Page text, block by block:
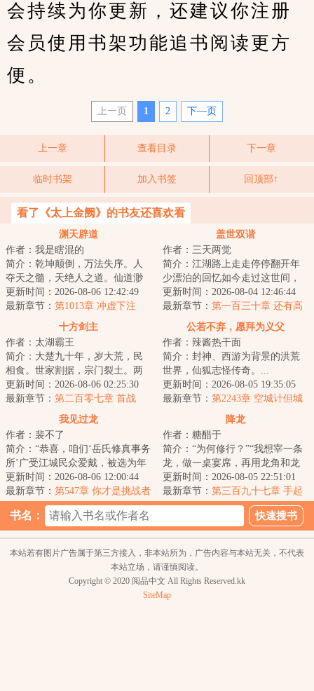
会持续为你更新，还建议你注册
会员使用书架功能追书阅读更方
便。
上一页 1 2 下—页
上一章 查看目录 下一章
临时书架 加入书签 回顶部↑
看了《太上金阙》的书友还喜欢看
渊天辟道
作者：我是瞎混的
简介：乾坤颠倒，万法失序。人
夺天之髓，天绝人之道。仙道渺
渺，永生空空，我自辟道而行，
于深渊中见永生...
更新时间：2026-08-06 12:42:49
最新章节： 第1013章 冲虚下注
盖世双谐
作者：三天两觉
简介：江湖路上走走停停翻开年
少漂泊的回忆如今走过这世间，
万般留恋峰吹起了从前...
更新时间：2026-08-04 12:46:44
最新章节： 第一百三十章 还有高
手？（上）
十方剑主
作者：太湖霸王
简介：大楚九十年，岁大荒，民
相食。世家割据，宗门裂土。两
朝对峙，域外高僧，海上巨寇，
纷至沓来。书院...
更新时间：2026-08-06 02:25:30
最新章节： 第二百零七章 首战
公若不弃，愿拜为义父
作者：辣酱热干面
简介：封神、西游为背景的洪荒
世界，仙狐志怪传奇。...
更新时间：2026-08-05 19:35:05
最新章节： 第2243章 空城计但城
我见过龙
作者：裴不了
简介：“恭喜，咱们‘岳氏修真事务
所’广受江城民众爱戴，被选为年
度最佳修真机构。岳大师能不能
给大家分...
更新时间：2026-08-06 12:00:44
最新章节： 第547章 你才是挑战者
【求月票！】
降龙
作者：糖醋于
简介：“为何修行？”“我想宰一条
龙，做一桌宴席，再用龙角和龙
筋做一把弹弓。”王慎认真道。欲
食龙，先...
更新时间：2026-08-05 22:51:01
最新章节： 第三百九十七章 手起
刀落
书名：
本站若有图片广告属于第三方接入，非本站所为，广告内容与本站无关，不代表
本站立场，请谨慎阅读。
Copyright © 2020 阅品中文 All Rights Reserved.kk
SiteMap